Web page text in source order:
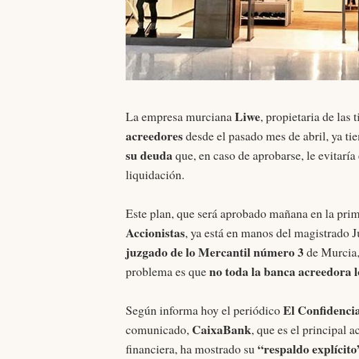
La empresa murcianaLiwe, propietaria de las
acreedoresdesde el pasado mes de abril, ya
su deudaque, en caso de aprobarse, le
liquidación.
Este plan, que será aprobado mañana en la
Accionistas, ya está en manos del
juzgado de lo Mercantil número 3de
problema es queno toda la banca acreedora
Según informa hoy el periódicoEl
comunicado, CaixaBank, que es el principal
financiera, ha mostrado su“respaldo